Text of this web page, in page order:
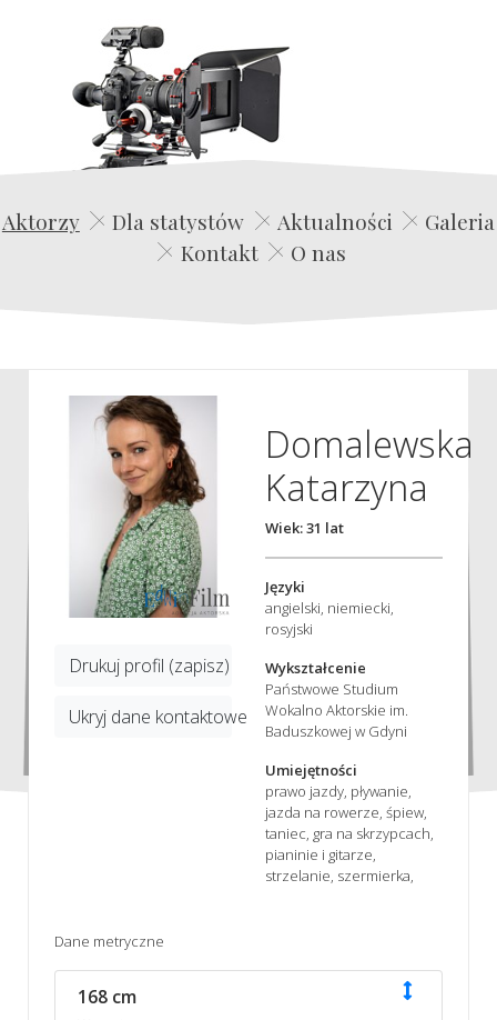
Edwin Film Agencja Aktorska
Aktorzy Dla statystów Aktualności
Galeria
Kontakt
O nas
Drukuj profil (zapisz)
Ukryj dane kontaktowe
Domalewska
Katarzyna
Wiek: 31 lat
Języki
angielski, niemiecki,
rosyjski
Wykształcenie
Państwowe Studium
Wokalno Aktorskie im.
Baduszkowej w Gdyni
Umiejętności
prawo jazdy, pływanie,
jazda na rowerze, śpiew,
taniec, gra na skrzypcach,
pianinie i gitarze,
strzelanie, szermierka,
Dane metryczne
168 cm